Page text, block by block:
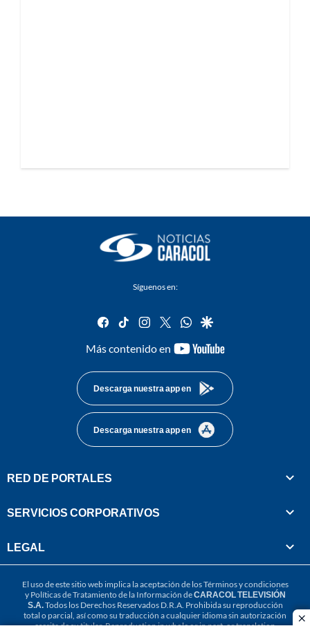
Síguenos en:
facebook
tiktok instagram
twitterwhatsapp
google
Más contenido en
youtube-
Descarga nuestra app en
Descarga nuestra app en
RED DE PORTALES
SERVICIOS CORPORATIVOS
LEGAL
El uso de este sitio web implica la aceptación de losTérminos y condiciones
y Políticas de Tratamiento de la Información deCARACOL TELEVISIÓN
S.A.Todos los Derechos Reservados D.R.A. Prohibida su reproducción
total o parcial, así como su traducción a cualquier idioma sin autorización